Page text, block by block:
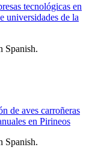
tecnológicas en
universidades de la
Spanish.
de aves carroñeras
en Pirineos
Spanish.